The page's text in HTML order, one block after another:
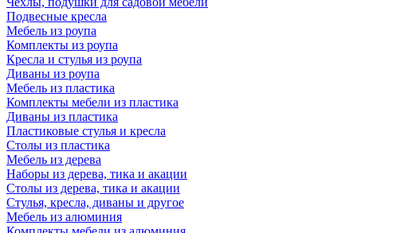
Подвесные кресла
Мебель из роупа
Комплекты из роупа
Кресла и стулья из роупа
Диваны из роупа
Мебель из пластика
Комплекты мебели из пластика
Диваны из пластика
Пластиковые стулья и кресла
Столы из пластика
Мебель из дерева
Наборы из дерева, тика и акации
Столы из дерева, тика и акации
Стулья, кресла, диваны и другое
Мебель из алюминия